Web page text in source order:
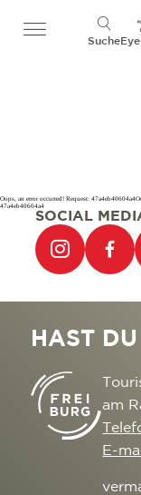
Suche
Oops, an error occurred! Request:
47a4eb40604a4
SOCIAL
HAST
am
E-